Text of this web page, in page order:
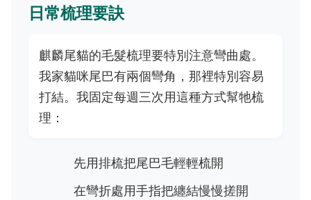
日常梳理要訣
麒麟尾貓的毛髮梳理要特別注意彎曲處。
我家貓咪尾巴有兩個彎角，那裡特別容易
打結。我固定每週三次用這種方式幫牠梳
理：
先用排梳把尾巴毛輕輕梳開
在彎折處用手指把纏結慢慢搓開